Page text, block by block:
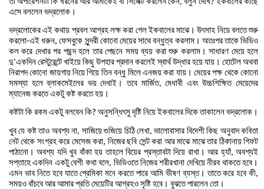
, ?
এসেবললেনভদ্রলোক।
ভদ্রলোকের এই কথায় প্রবল আগ্রহ লক্ষ করা গেল ইকবালের মাঝে। উৎসাহ নিয়ে বলতে শুরু
করলো-এইধরুন,ফেসবুকে সুন্দরী কোনো মেয়েরসাথেবন্ধুত্ব করলাম। অতঃপরতাকেভিডিও
কল করে দেখার পর পছন্দ হলে তার পেছনে সময় ব্যয় করা শুরু করলাম। সাধারণ মেয়ে হলে
দু’একদিনরেস্টুরেন্টেখাইয়েকিছুউপহারপ্রদানকরলেইস্বার্থউদ্ধারহয়েযায়। হোটেলঅথবা
নিরাপদ কোনো জায়গায় নিয়ে গিয়ে তিন বন্ধু মিলে এনজয় করা যায়। মেয়ের পক্ষ থেকে কোনো
সমস্যা হলে ব্লাকমেইলের ভয় দেখাই। তবে মার্জিত,মেধাবী এবং উচ্চশিক্ষিত মেয়েদের
ম্যানেজকরতেএকটুকষ্টকরতেহয়।
কষ্টটাকিরকমএকটুবলবেনকি? অনুসন্ধিৎসুদৃষ্টিনিয়েইকবালেরদিকেতাকালেনভদ্রলোক।
খুব যে কষ্ট তাও অবশ্য না, সাজিয়ে গুজিয়ে চিঠি লেখা,ভালোবাসার বিদেশী কিছ অনুবাদ কবিতা
নেট থেকে সংগ্রহ করে মেসেজ করা, নিজের ছবি সেন্ট করা আর মাঝে মাঝে তার ঠিকানায় গিফট
পাঠানো। অবশ্য যদি খুব বাঁকা হয় তাহলে বিয়ের প্রস্তাবটা দিয়ে রাখা। আর হ্যাঁ,অবশ্যই
সপ্তাহে একদিন একটু বেশী কথা বলে, ভিডিওতে নিজের শরীরখানা দেখিয়ে নীরব থাকতে হবে।
এমন ভাব নিতে হবে যাতে প্রেমিকা মনে করতে পারে আমি ভীষণ ব্যস্ত। তাতে করে হবে কী,
সময়ওবাঁচবেআরআমারপ্রতিমেয়েটিরআগ্রহওসৃষ্টিহবে। বুঝতেপারলেনতো।